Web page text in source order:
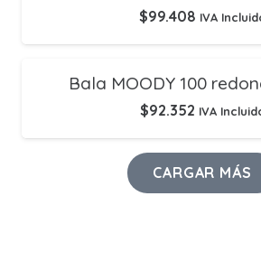
$99.408 IVA
Bala MOODY 100
$92.352 IVA
CARGAR MÁS